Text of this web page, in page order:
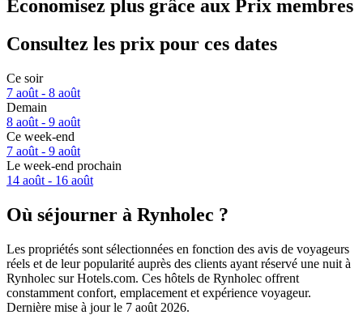
Économisez plus grâce aux Prix membres
Consultez les prix pour ces dates
Ce soir
7 août - 8 août
Demain
8 août - 9 août
Ce week-end
7 août - 9 août
Le week-end prochain
14 août - 16 août
Où séjourner à Rynholec ?
Les propriétés sont sélectionnées en fonction des avis de voyageurs
réels et de leur popularité auprès des clients ayant réservé une nuit à
Rynholec sur Hotels.com. Ces hôtels de Rynholec offrent
constamment confort, emplacement et expérience voyageur.
Dernière mise à jour le 7 août 2026.